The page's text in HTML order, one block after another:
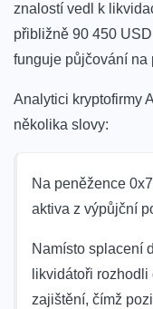
znalostí vedl k
přibližně 90 450
funguje půjčování na
Analytici kryptofirmy
několika slovy:
Na peněžence
aktiva z výpůjční
Namísto splacení
likvidátoři
zajištění, čímž